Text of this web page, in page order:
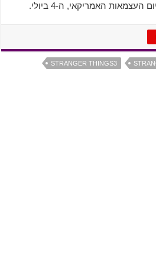
העצמאות האמריקאי, ה-4 ביולי.
STRANGER THINGS3